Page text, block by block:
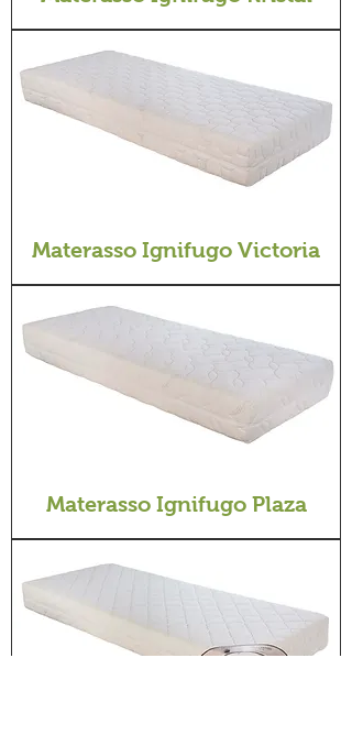
Materasso Ignifugo Victoria
Materasso Ignifugo Plaza